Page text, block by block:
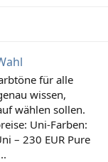
für alle
wissen,
wählen sollen.
Uni-Farben:
– 230 EUR Pure